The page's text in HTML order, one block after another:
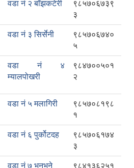
वडा नं २ बाँझकटेरी
९८५७०६७३९
३
वडा नं ३ सिर्सेनी
९८५७०६७४०
५
वडा नं ४
म्यालपोखरी
९८४७००५०१
२
वडा नं ५ मलागिरी
९८५७०८१९८
१
वडा नं ६ पुर्कोटदह
९८५७०६१७४
३
वडा नं ७ भनभने
९८४१३६२५१